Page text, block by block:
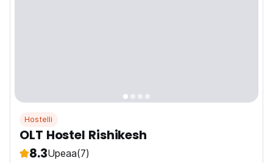
Hostelli
OLT Hostel Rishikesh
8.3Upeaa(7)